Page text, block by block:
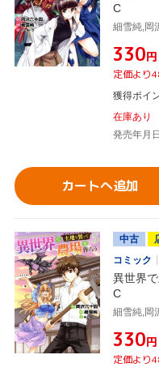
C
細雪純,岡
¥330円
定価より
獲得ポイ
在庫あり
発売年月
カートへ追加
中古
コミック
異世界
C
細雪純,岡
¥330円
定価より